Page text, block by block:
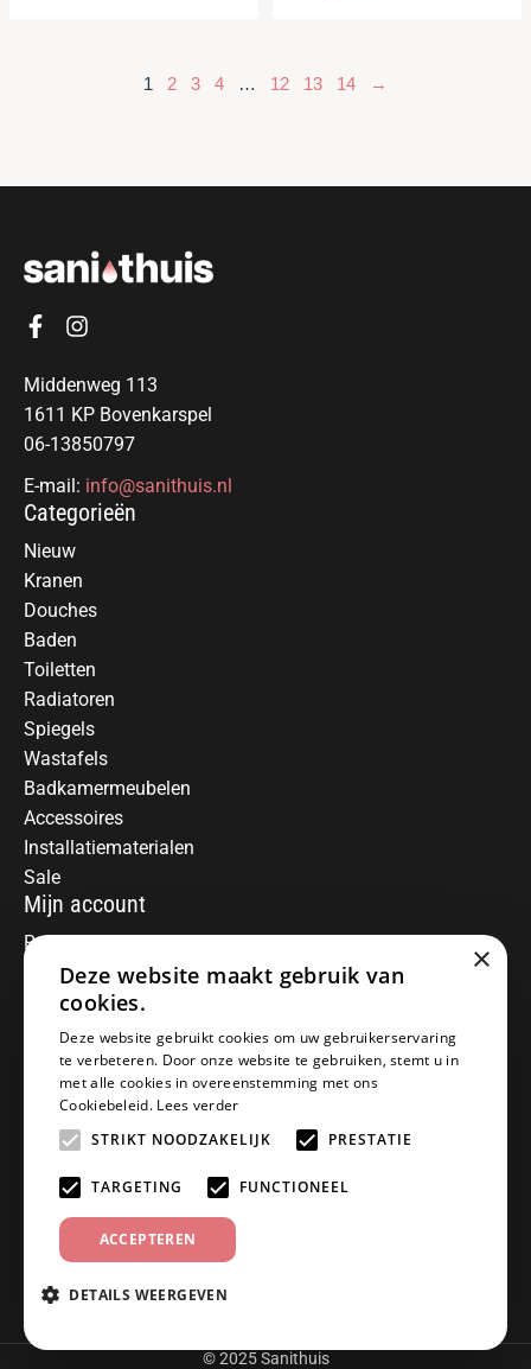
1 2 3 4 … 12 13 14 →
Middenweg 113
1611 KP Bovenkarspel
06-13850797
E-mail: info@sanithuis.nl
Categorieën
Nieuw
Kranen
Douches
Baden
Toiletten
Radiatoren
Spiegels
Wastafels
Badkamermeubelen
Accessoires
Installatiematerialen
Sale
Mijn account
Registreren
Mijn bestellingen
Informatie
Over ons
Algemene voorwaarden
Disclaimer
Privacy Policy
Betaalmethoden
Retourneren
Klantenservice
Offerte aanvragen
Contact
© 2025 Sanithuis
×
Deze website maakt gebruik van
cookies.
Deze website gebruikt cookies om uw gebruikerservaring
te verbeteren. Door onze website te gebruiken, stemt u in
met alle cookies in overeenstemming met ons
Cookiebeleid. Lees verder
STRIKT NOODZAKELIJK
PRESTATIE
TARGETING FUNCTIONEEL
ACCEPTEREN
DETAILS WEERGEVEN